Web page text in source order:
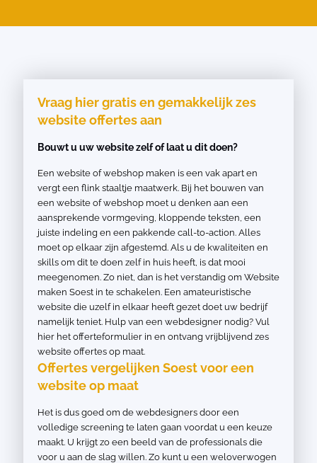
Vraag hier gratis en gemakkelijk zes
website offertes aan
Bouwt u uw website zelf of laat u dit doen?
Een website of webshop maken is een vak apart en
vergt een flink staaltje maatwerk. Bij het bouwen van
een website of webshop moet u denken aan een
aansprekende vormgeving, kloppende teksten, een
juiste indeling en een pakkende call-to-action. Alles
moet op elkaar zijn afgestemd. Als u de kwaliteiten en
skills om dit te doen zelf in huis heeft, is dat mooi
meegenomen. Zo niet, dan is het verstandig om Website
maken Soest in te schakelen. Een amateuristische
website die uzelf in elkaar heeft gezet doet uw bedrijf
namelijk teniet. Hulp van een webdesigner nodig? Vul
hier het offerteformulier in en ontvang vrijblijvend zes
website offertes op maat.
Offertes vergelijken Soest voor een
website op maat
Het is dus goed om de webdesigners door een
volledige screening te laten gaan voordat u een keuze
maakt. U krijgt zo een beeld van de professionals die
voor u aan de slag willen. Zo kunt u een weloverwogen